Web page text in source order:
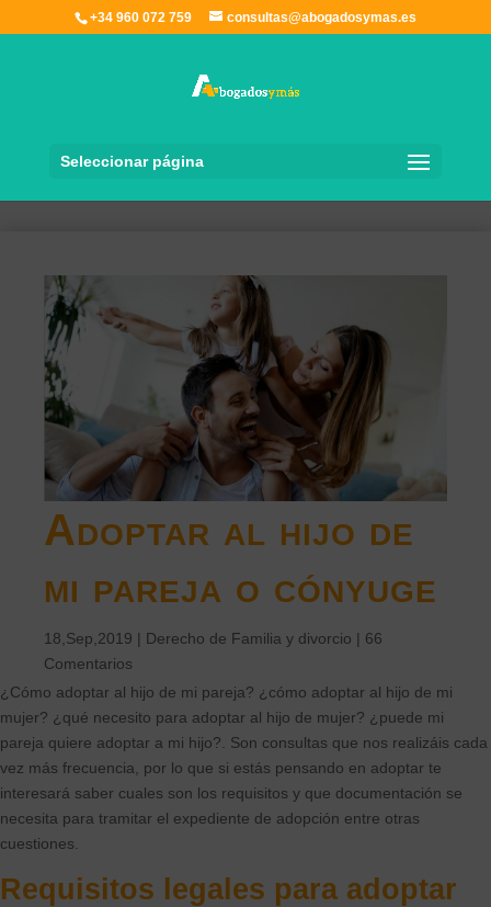
+34 960 072 759 consultas@abogadosymas.es
Seleccionar página
Adoptar al hijo de
mi pareja o cónyuge
18,Sep,2019 | Derecho de Familia y divorcio | 66
Comentarios
¿Cómo adoptar al hijo de mi pareja? ¿cómo adoptar al hijo de mi
mujer? ¿qué necesito para adoptar al hijo de mujer? ¿puede mi
pareja quiere adoptar a mi hijo?. Son consultas que nos realizáis cada
vez más frecuencia, por lo que si estás pensando en adoptar te
interesará saber cuales son los requisitos y que documentación se
necesita para tramitar el expediente de adopción entre otras
cuestiones.
Requisitos legales para adoptar